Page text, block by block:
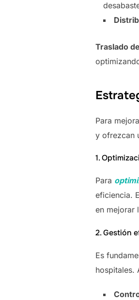
Traslado
Para
y ofrezcan
1.
Para
eficiencia.
en mejorar
2. Gestión
Es
hospitales.